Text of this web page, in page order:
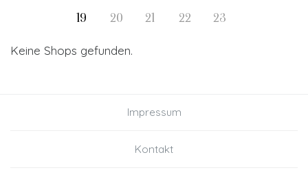
19
20 21 22 23
Keine Shops gefunden.
Impressum
Kontakt